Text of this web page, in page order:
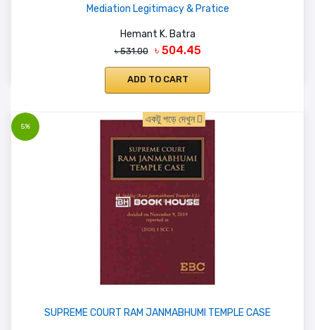
Mediation Legitimacy & Pratice
Hemant K. Batra
৳ 531.00 ৳ 504.45
ADD TO CART
5%
একটু পড়ে দেখুন
SUPREME COURT RAM JANMABHUMI TEMPLE CASE